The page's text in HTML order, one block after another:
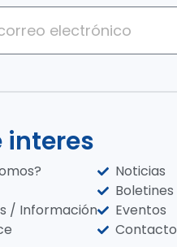
interes
/ Información
Noticias
Boletines
Eventos
Contacto